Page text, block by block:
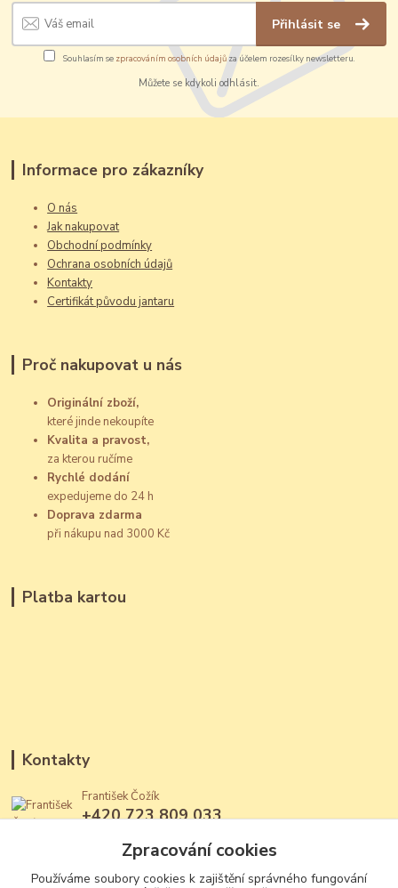
Přihlásit se
Souhlasím se zpracováním osobních údajůza účelem rozesílky newsletteru.
Můžete se kdykoli odhlásit.
Informace pro zákazníky
O nás
Jak nakupovat
Obchodní podmínky
Ochrana osobních údajů
Kontakty
Certifikát původu jantaru
Proč nakupovat u nás
Originální zboží,
které jinde nekoupíte
Kvalita a pravost,
za kterou ručíme
Rychlé dodání
expedujeme do 24 h
Doprava zdarma
při nákupu nad 3000 Kč
Platba kartou
Kontakty
František Čožík
+420 723 809 033
Zpracování cookies
Používáme soubory cookies k zajištění správného fungování